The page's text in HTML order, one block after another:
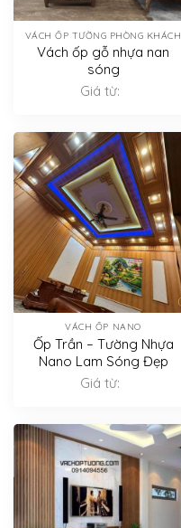
VÁCH ỐP TƯỜNG PHÒNG KHÁCH
Vách ốp gỗ nhựa nan
sóng
Giá từ:
VÁCH ỐP NANO
Ốp Trần – Tường Nhựa
Nano Lam Sóng Đẹp
Giá từ: